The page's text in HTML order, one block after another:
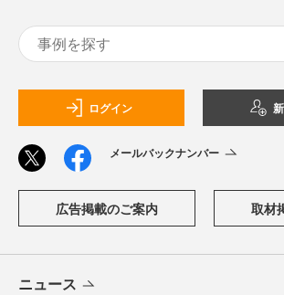
ログイン
メールバックナンバー
広告掲載のご案内 取材
ニュース